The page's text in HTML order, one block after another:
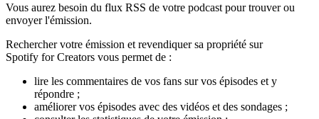
Vous aurez besoin du flux RSS de votre podcast pour trouver ou
envoyer l'émission.
Rechercher votre émission et revendiquer sa propriété sur
Spotify for Creators vous permet de :
lire les commentaires de vos fans sur vos épisodes et y
répondre ;
améliorer vos épisodes avec des vidéos et des sondages ;